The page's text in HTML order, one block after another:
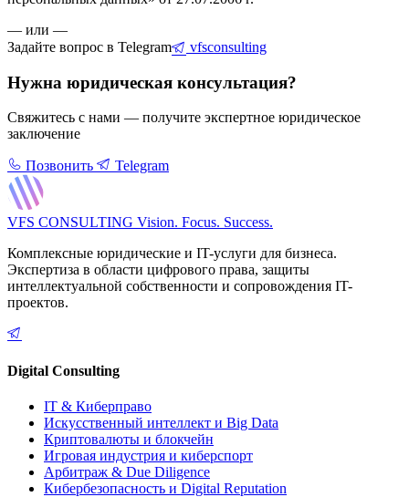
— или —
Задайте вопрос в Telegram
vfsconsulting
Нужна юридическая консультация?
Свяжитесь с нами — получите экспертное юридическое
заключение
Позвонить Telegram
VFS CONSULTING Vision. Focus. Success.
Комплексные юридические и IT-услуги для бизнеса.
Экспертиза в области цифрового права, защиты
интеллектуальной собственности и сопровождения IT-
проектов.
Digital Consulting
IT & Киберправо
Искусственный интеллект и Big Data
Криптовалюты и блокчейн
Игровая индустрия и киберспорт
Арбитраж & Due Diligence
Кибербезопасность и Digital Reputation